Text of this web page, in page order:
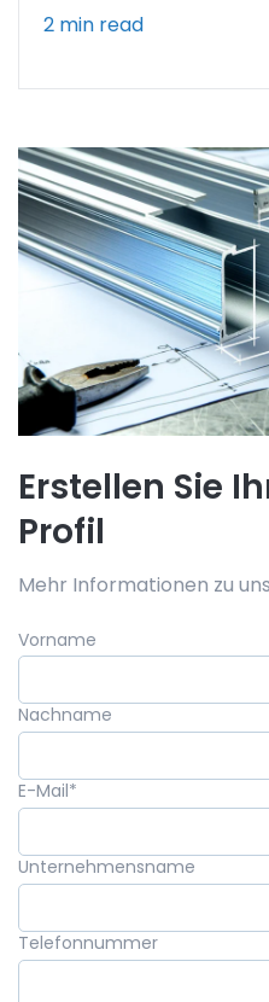
2 min read
Erstellen Sie
Profil
Mehr Informationen zu
Vorname
Nachname
E-Mail*
Unternehmensname
Telefonnummer